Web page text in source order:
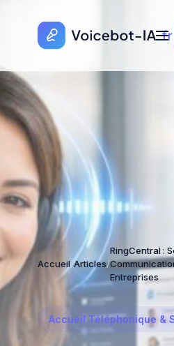
Accueil/Articles/
RingCentral :
Entreprises
Accueil Téléphonique &